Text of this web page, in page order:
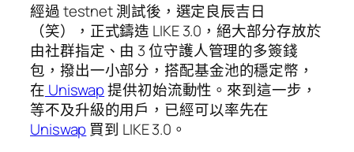
經過 testnet 測試後，選定良辰吉日
（笑），正式鑄造 LIKE 3.0，絕大部分存放於
由社群指定、由 3 位守護人管理的多簽錢
包，撥出一小部分，搭配基金池的穩定幣，
在 Uniswap提供初始流動性。來到這一步，
等不及升級的用戶，已經可以率先在
Uniswap 買到 LIKE 3.0。